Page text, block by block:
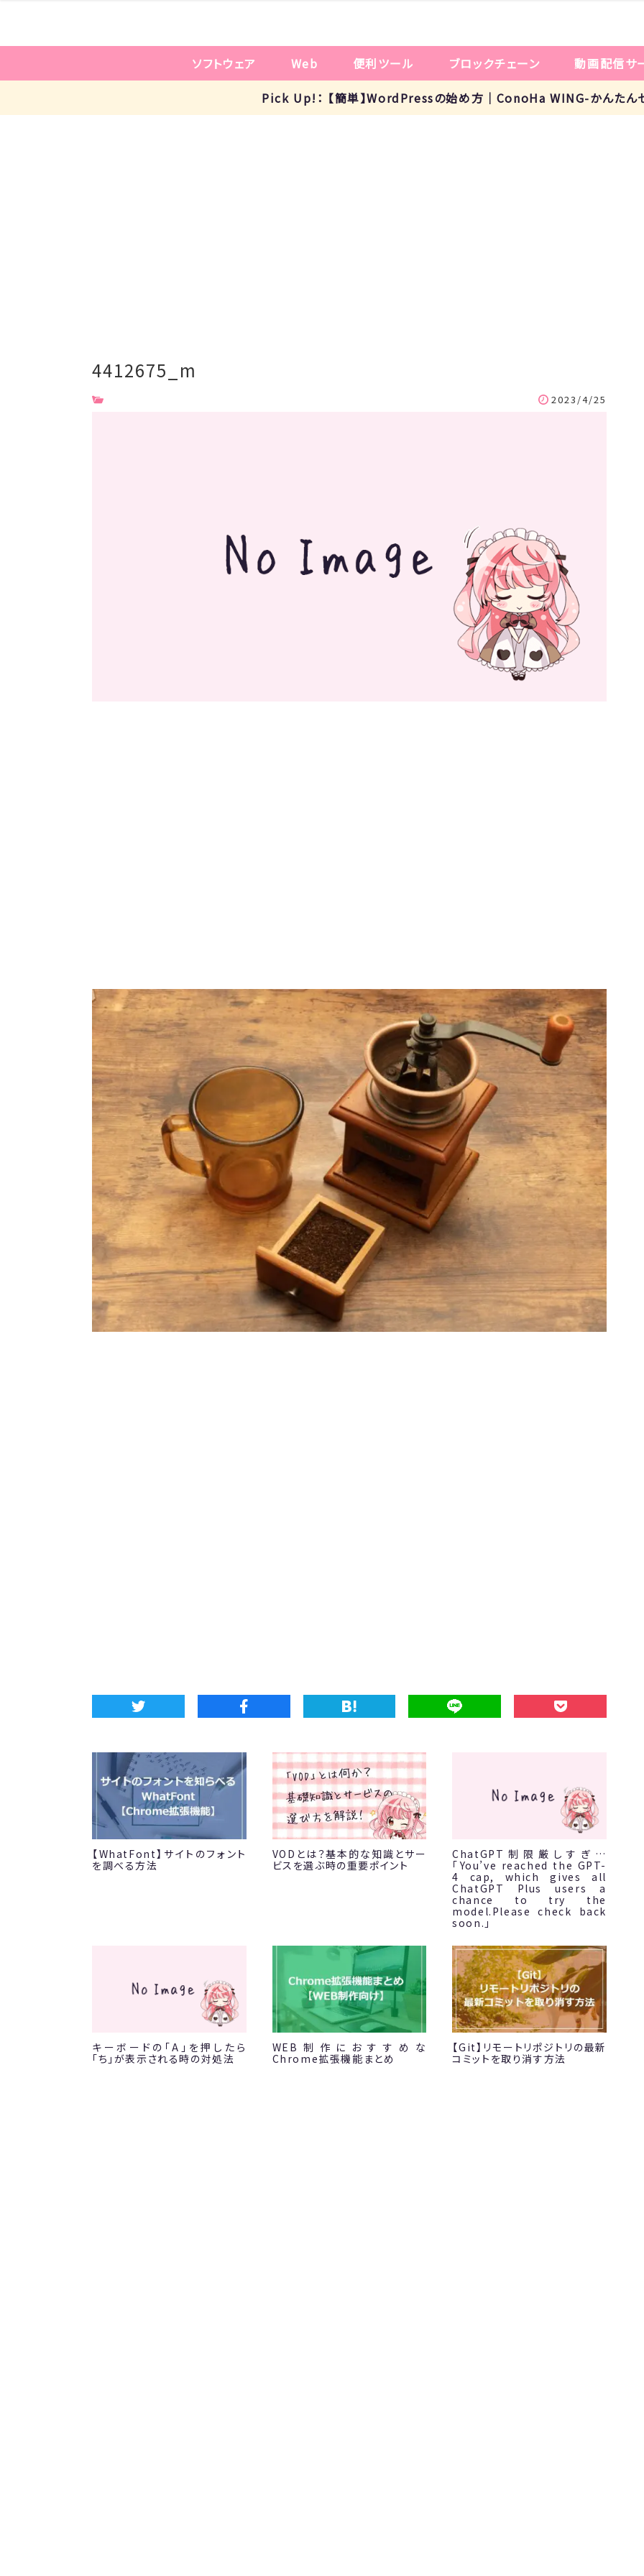
ソフトウェア Web 便利ツール ブロックチェーン 動画配信サ
Pick Up!： 【簡単】WordPressの始め方｜ConoHa WING-かんたん
4412675_m
2023/4/25
【WhatFont】サイトのフォント
を調べる方法
VODとは？基本的な知識とサー
ビスを選ぶ時の重要ポイント
ChatGPT制限厳しすぎ…
「You’ve reached the GPT-
4 cap, which gives all
ChatGPT Plus users a
chance to try the
model.Please check back
soon.」
キーボードの「A」を押したら
「ち」が表示される時の対処法
WEB制作におすすめな
Chrome拡張機能まとめ
【Git】リモートリポジトリの最新
コミットを取り消す方法